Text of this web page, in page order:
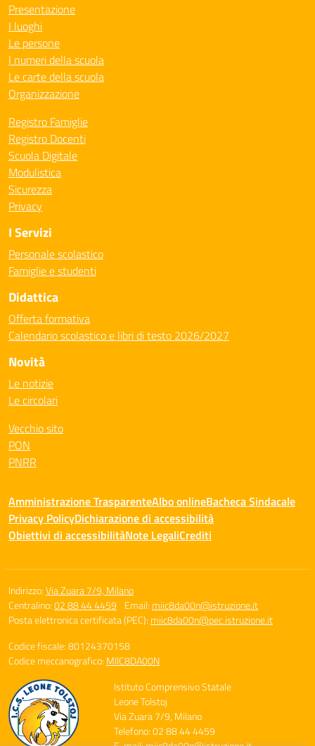
Presentazione
I luoghi
Le persone
I numeri della scuola
Le carte della scuola
Organizzazione
Registro Famiglie
Registro Docenti
Scuola Digitale
Modulistica
Sicurezza
Privacy
I Servizi
Personale scolastico
Famiglie e studenti
Didattica
Offerta formativa
Calendario scolastico e libri di testo 2026/2027
Novità
Le notizie
Le circolari
Vecchio sito
PON
PNRR
Amministrazione TrasparenteAlbo onlineBacheca Sindacale
Privacy PolicyDichiarazione di accessibilità
Obiettivi di accessibilitàNote LegaliCrediti
Indirizzo:Via Zuara 7/9, Milano
Centralino:02 88 44 4459 Email: miic8da00n@istruzione.it
Posta elettronica certificata (PEC): miic8da00n@pec.istruzione.it
Codice fiscale: 80124370158
Codice meccanografico: MIIC8DA00N
Istituto Comprensivo Statale
Leone Tolstoj
Via Zuara 7/9, Milano
Telefono: 02 88 44 4459